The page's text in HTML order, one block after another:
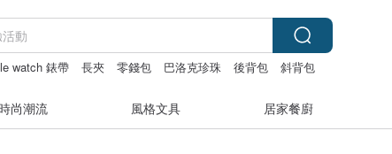
watch 錶帶 長夾 零錢包 巴洛克珍珠 後背包 斜背包
尚潮流 風格文具 居家餐廚